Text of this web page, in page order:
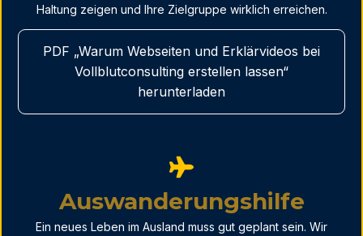
Haltung zeigen und Ihre Zielgruppe wirklich erreichen.
PDF „Warum Webseiten und Erklärvideos bei
Vollblutconsulting erstellen lassen“
herunterladen
Auswanderungshilfe
Ein neues Leben im Ausland muss gut geplant sein. Wir